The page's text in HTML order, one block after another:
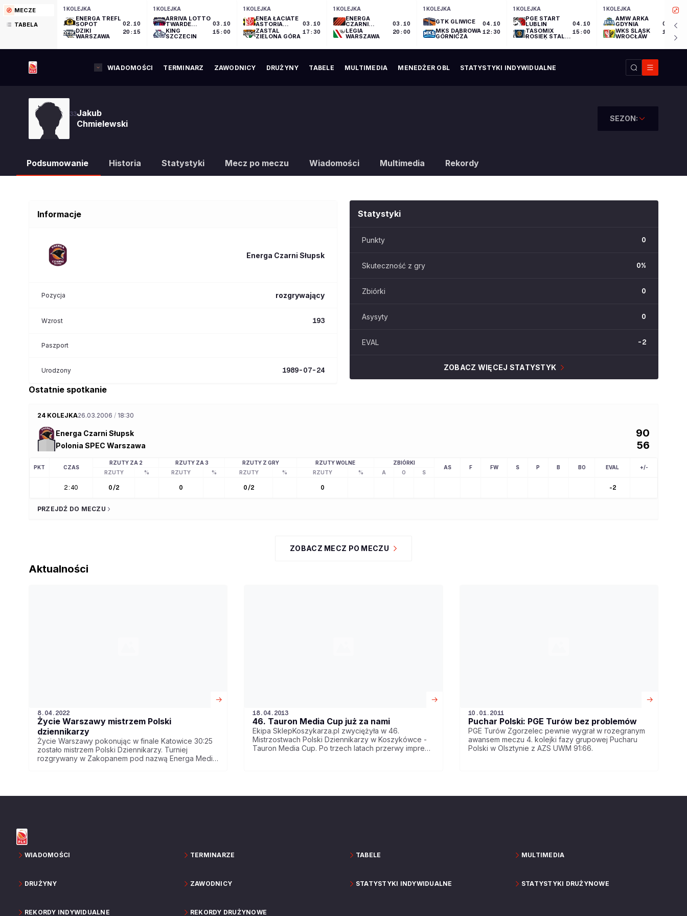
MECZE
TABELA
1 KOLEJKA
ENERGA TREFL
SOPOT
DZIKI
WARSZAWA
02.10
20:15
1 KOLEJKA
ARRIVA LOTTO
TWARDE
PIERNIKI
TORUŃ
KING
SZCZECIN
03.10
15:00
1 KOLEJKA
ENEA ŁACIATE
ASTORIA
BYDGOSZCZ
ZASTAL
ZIELONA GÓRA
03.10
17:30
1 KOLEJKA
ENERGA
CZARNI
SŁUPSK
LEGIA
WARSZAWA
03.10
20:00
1 KOLEJKA
GTK GLIWICE
MKS DĄBROWA
GÓRNICZA
04.10
12:30
1 KOLEJKA
PGE START
LUBLIN
TASOMIX
ROSIEK STAL
WIELKOPOLSKI
04.10
15:00
1 KOLEJKA
AMW ARKA
GDYNIA
WKS ŚLĄSK
WROCŁAW
04.10
17:30
WIADOMOŚCI TERMINARZ ZAWODNICY DRUŻYNY TABELE MULTIMEDIA MENEDŻER OBL STATYSTYKI INDYWIDUALNE
33Jakub
Chmielewski
SEZON:
Podsumowanie Historia Statystyki Mecz po meczu Wiadomości Multimedia Rekordy
Informacje
Energa Czarni Słupsk
Pozycja rozgrywający
Wzrost 193
Paszport
Urodzony 1989-07-24
Statystyki
Punkty 0
Skuteczność z gry 0%
Zbiórki 0
Asysyty 0
EVAL -2
ZOBACZ WIĘCEJ STATYSTYK
Ostatnie spotkanie
24 KOLEJKA26.03.2006 / 18:30
Energa Czarni Słupsk 90
Polonia SPEC Warszawa 56
PKT CZAS
RZUTY ZA 2 RZUTY ZA 3 RZUTY Z GRY RZUTY WOLNE ZBIÓRKI
AS F FW S P B BO EVAL
+/-
RZUTY
% RZUTY % RZUTY % RZUTY % A O S
2:40 0/2 0 0/2 0 -2
PRZEJDŹ DO MECZU
ZOBACZ MECZ PO MECZU
Aktualności
8.04.2022
Życie Warszawy mistrzem Polski
dziennikarzy
Życie Warszawy pokonując w finale Katowice 30:25
zostało mistrzem Polski Dziennikarzy. Turniej
rozgrywany w Zakopanem pod nazwą Energa Media
18.04.2013
46. Tauron Media Cup już za nami
Ekipa SklepKoszykarza.pl zwyciężyła w 46.
Mistrzostwach Polski Dziennikarzy w Koszykówce -
Tauron Media Cup. Po trzech latach przerwy impreza
10.01.2011
Puchar Polski: PGE Turów bez problemów
PGE Turów Zgorzelec pewnie wygrał w rozegranym
awansem meczu 4. kolejki fazy grupowej Pucharu
Polski w Olsztynie z AZS UWM 91:66.
WIADOMOŚCI TERMINARZE TABELE MULTIMEDIA
DRUŻYNY ZAWODNICY STATYSTYKI INDYWIDUALNE STATYSTYKI DRUŻYNOWE
REKORDY INDYWIDUALNE REKORDY DRUŻYNOWE